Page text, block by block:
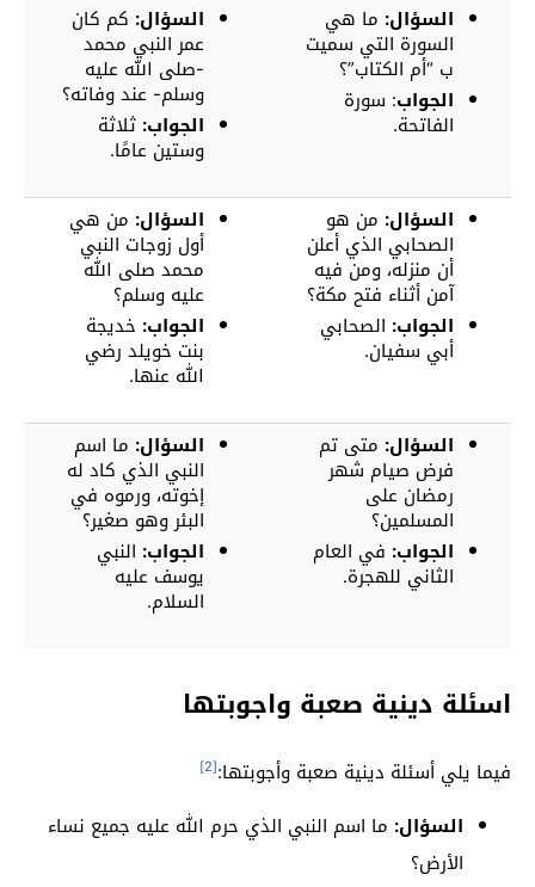
السؤال: ما هي
السورة التي سميت
ب “أم الكتاب”؟
الجواب: سورة
الفاتحة.
السؤال: كم كان
عمر النبي محمد
-صلى الله عليه
وسلم- عند وفاته؟
الجواب: ثلاثة
وستين عامًا.
السؤال: من هو
الصحابي الذي أعلن
أن منزله، ومن فيه
آمن أثناء فتح مكة؟
الجواب: الصحابي
أبي سفيان.
السؤال: من هي
أول زوجات النبي
محمد صلى الله
عليه وسلم؟
الجواب: خديجة
بنت خويلد رضي
الله عنها.
السؤال: متى تم
فرض صيام شهر
رمضان على
المسلمين؟
الجواب: في العام
الثاني للهجرة.
السؤال: ما اسم
النبي الذي كاد له
إخوته، ورموه في
البئر وهو صغير؟
الجواب: النبي
يوسف عليه
السلام.
اسئلة دينية صعبة واجوبتها
فيما يلي أسئلة دينية صعبة وأجوبتها:[2]
السؤال: ما اسم النبي الذي حرم الله عليه جميع نساء
الأرض؟